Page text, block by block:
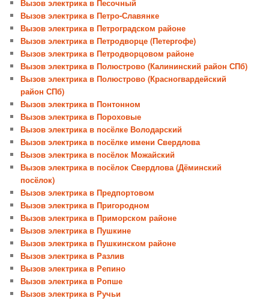
Вызов электрика в Песочный
Вызов электрика в Петро-Славянке
Вызов электрика в Петроградском районе
Вызов электрика в Петродворце (Петергофе)
Вызов электрика в Петродворцовом районе
Вызов электрика в Полюстрово (Калининский район СПб)
Вызов электрика в Полюстрово (Красногвардейский
район СПб)
Вызов электрика в Понтонном
Вызов электрика в Пороховые
Вызов электрика в посёлке Володарский
Вызов электрика в посёлке имени Свердлова
Вызов электрика в посёлок Можайский
Вызов электрика в посёлок Свердлова (Дёминский
посёлок)
Вызов электрика в Предпортовом
Вызов электрика в Пригородном
Вызов электрика в Приморском районе
Вызов электрика в Пушкине
Вызов электрика в Пушкинском районе
Вызов электрика в Разлив
Вызов электрика в Репино
Вызов электрика в Ропше
Вызов электрика в Ручьи